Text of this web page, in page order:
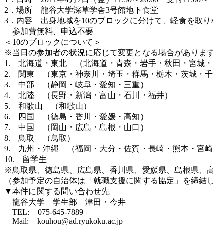
2．場所 龍谷大学深草学舎3号館地下食堂
3．内容 出身地域を10のブロックに分けて、軽食を取り
参加費無料、申込不要
＜10のブロックについて＞
※当日の参加者の状況に応じて変更となる場合があります
1. 北海道・東北 （北海道・青森・岩手・秋田・宮城・
2. 関東 （東京・神奈川・埼玉・群馬・栃木・茨城・千
3. 中部 （静岡・岐阜・愛知・三重）
4. 北陸 （長野・新潟・富山・石川・福井）
5. 和歌山 （和歌山）
6. 四国 （徳島・香川・愛媛・高知）
7. 中国 （岡山・広島・島根・山口）
8. 鳥取 （鳥取）
9. 九州・沖縄 （福岡・大分・佐賀・長崎・熊本・宮崎
10. 留学生
※鳥取県、徳島県、広島県、香川県、愛媛県、島根県、
（参加予定の自治体は「就職支援に関する協定」を締結
▼本件に関する問い合わせ先
龍谷大学 学生部 津田・今井
TEL: 075-645-7889
Mail: kouhou@ad.ryukoku.ac.jp